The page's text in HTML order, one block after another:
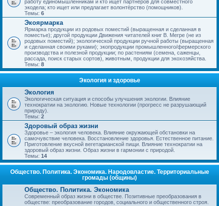
работу единомышленникам и кто ищет партнёров для совместного
экодела; кто ищет или предлагает волонтёрство (помощников).
Темы: 6
Экоярмарка
Ярмарка продукции из родовых поместий (выращенная и сделанная в
поместье); другой продукции Движения читателей книг В. Мегре (не из
родовых поместий); экологической продукции ручной работы (выращенная
и сделанная своими руками); экопродукции промышленного/фермерского
производства и полезной продукции; по растениям (семена, саженцы,
рассада, поиск старых сортов), животным, продукции для экохозяйства.
Темы: 8
Экология и здоровье
Экология
Экологическая ситуация и способы улучшения экологии. Влияние
технократии на экологию. Новые технологии (прогресс не разрушающий
природу).
Темы: 2
Здоровый образ жизни
Здоровье – экология человека. Влияние окружающей обстановки на
самочувствие человека. Восстановление здоровья. Естественное питание.
Приготовление вкусной вегетарианской пищи. Влияние технократии на
здоровый образ жизни. Образ жизни в гармонии с природой.
Темы: 14
Общество. Политика. Экономика. Народовластие. Территориальные
громады (общины)
Общество. Политика. Экономика
Современный образ жизни в обществе. Позитивные преобразования в
обществе: преобразование городов, социального и общественного строя.